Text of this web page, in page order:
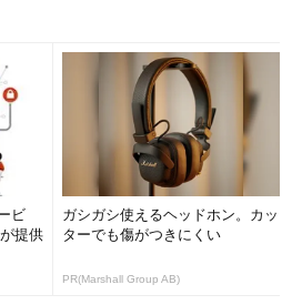
ビ
提供
ガシガシ使えるヘッドホン。カッ
ターでも傷がつきにくい
PR(Marshall Group AB)